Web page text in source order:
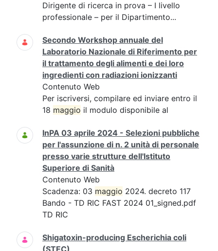
Dirigente di ricerca in prova – I livello
professionale – per il Dipartimento...
Secondo Workshop annuale del
Laboratorio Nazionale di Riferimento per
il trattamento degli alimenti e dei loro
ingredienti con radiazioni ionizzanti
Contenuto Web
Per iscriversi, compilare ed inviare entro il
18 maggio il modulo disponibile al
InPA 03 aprile 2024 - Selezioni pubbliche
per l'assunzione di n. 2 unità di personale
presso varie strutture dell'Istituto
Superiore di Sanità
Contenuto Web
Scadenza: 03 maggio 2024. decreto 117
Bando - TD RIC FAST 2024 01_signed.pdf
TD RIC
Shigatoxin-producing Escherichia coli
(STEC)